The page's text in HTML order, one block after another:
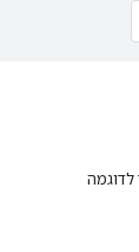
לדוגמה